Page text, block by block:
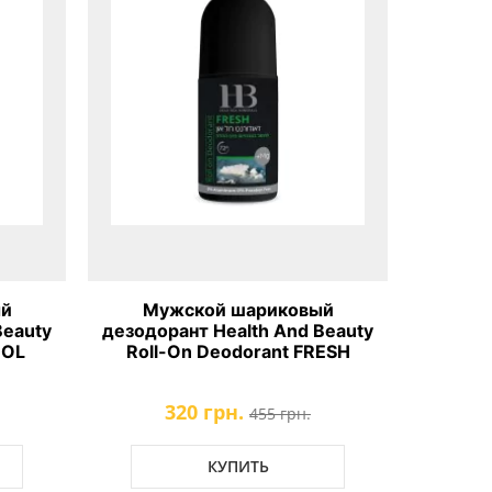
Мужской шариковый
дезодорант Health And Beauty
Roll-On Deodorant FRESH
320 грн. 455 грн.
КУПИТЬ